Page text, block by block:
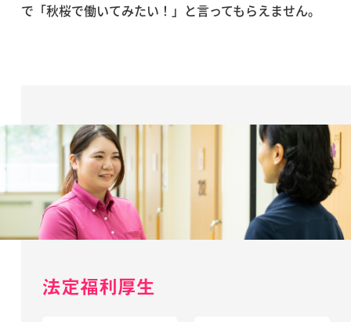
で「秋桜で働いてみたい！」と言ってもらえません。
法定福利厚生